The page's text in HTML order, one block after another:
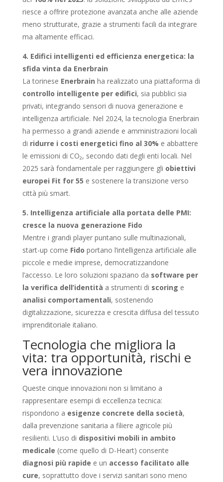
riesce a offrire protezione avanzata anche alle aziende
meno strutturate, grazie a strumenti facili da integrare
ma altamente efficaci.
4. Edifici intelligenti ed efficienza energetica: la
sfida vinta da Enerbrain
La torinese Enerbrain ha realizzato una piattaforma di
controllo intelligente per edifici, sia pubblici sia
privati, integrando sensori di nuova generazione e
intelligenza artificiale. Nel 2024, la tecnologia Enerbrain
ha permesso a grandi aziende e amministrazioni locali
di ridurre i costi energetici fino al 30% e abbattere
le emissioni di CO₂, secondo dati degli enti locali. Nel
2025 sarà fondamentale per raggiungere gli obiettivi
europei Fit for 55 e sostenere la transizione verso
città più smart.
5. Intelligenza artificiale alla portata delle PMI:
cresce la nuova generazione Fido
Mentre i grandi player puntano sulle multinazionali,
start-up come Fido portano l’intelligenza artificiale alle
piccole e medie imprese, democratizzandone
l’accesso. Le loro soluzioni spaziano da software per
la verifica dell’identità a strumenti di scoring e
analisi comportamentali, sostenendo
digitalizzazione, sicurezza e crescita diffusa del tessuto
imprenditoriale italiano.
Tecnologia che migliora la
vita: tra opportunità, rischi e
vera innovazione
Queste cinque innovazioni non si limitano a
rappresentare esempi di eccellenza tecnica:
rispondono a esigenze concrete della società,
dalla prevenzione sanitaria a filiere agricole più
resilienti. L’uso di dispositivi mobili in ambito
medicale (come quello di D-Heart) consente
diagnosi più rapide e un accesso facilitato alle
cure, soprattutto dove i servizi sanitari sono meno